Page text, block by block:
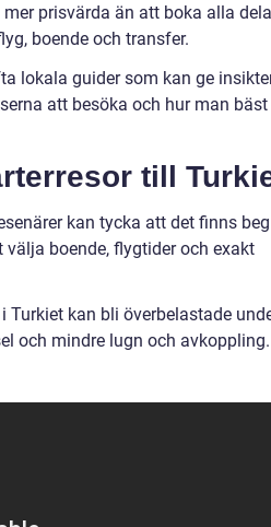
prisvärda än att boka alla
boende och transfer.
lokala guider som kan ge
att besöka och hur man bäst
till
kan tycka att det finns
boende, flygtider och exakt
kan bli överbelastade
och mindre lugn och avkoppling.